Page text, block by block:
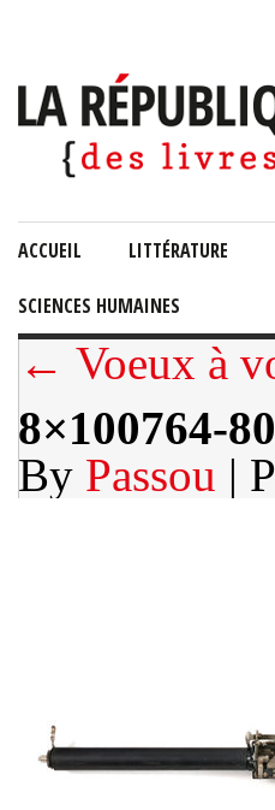
ACCUEIL LITTÉRATURE
SCIENCES HUMAINES
← Voeux à
8×100764-
By Passou |